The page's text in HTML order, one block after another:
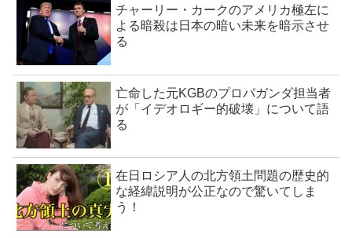
チャーリー・カークのアメリカ極左に
よる暗殺は日本の暗い未来を暗示させ
る
亡命した元KGBのプロパガンダ担当者
が「イデオロギー的破壊」について語
る
在日ロシア人の北方領土問題の歴史的
な経緯説明が公正なので驚いてしま
う！